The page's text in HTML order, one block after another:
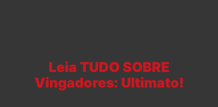
Leia TUDO SOBRE
Vingadores: Ultimato!